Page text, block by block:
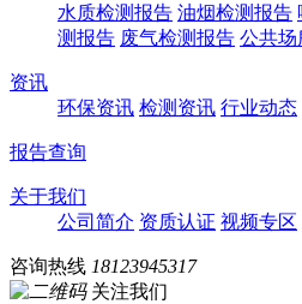
水质检测报告 油烟检测报告
测报告 废气检测报告 公共场
资讯
环保资讯 检测资讯 行业动态
报告查询
关于我们
公司简介 资质认证 视频专区
咨询热线 18123945317
关注我们